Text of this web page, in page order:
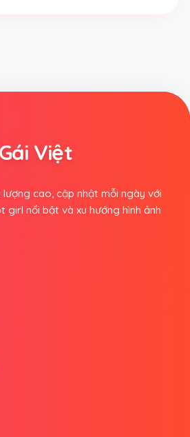
Việt
lượng cao, cập nhật mỗi ngày với
girl nổi bật và xu hướng hình ảnh